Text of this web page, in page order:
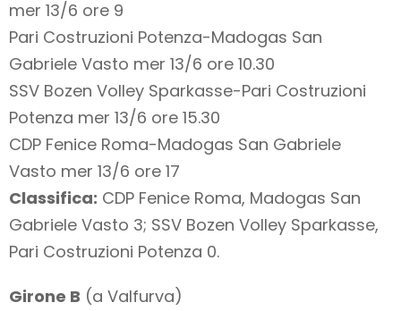
mer 13/6 ore 9
Pari Costruzioni Potenza-Madogas San
Gabriele Vasto mer 13/6 ore 10.30
SSV Bozen Volley Sparkasse-Pari Costruzioni
Potenza mer 13/6 ore 15.30
CDP Fenice Roma-Madogas San Gabriele
Vasto mer 13/6 ore 17
Classifica: CDP Fenice Roma, Madogas San
Gabriele Vasto 3; SSV Bozen Volley Sparkasse,
Pari Costruzioni Potenza 0.
Girone B (a Valfurva)